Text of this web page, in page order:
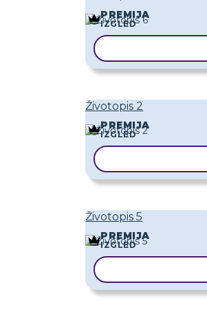
PREMIJA
IZGLED
Životopis 2
PREMIJA
IZGLED
Životopis 5
PREMIJA
IZGLED